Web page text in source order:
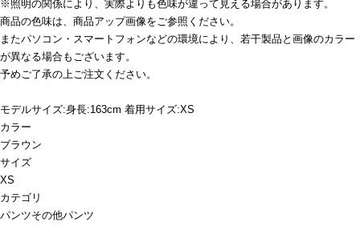
※照明の関係により、実際よりも色味が違って見える場合があります。
商品の色味は、商品アップ画像をご参照ください。
またパソコン・スマートフォンなどの環境により、若干製品と画像のカラー
が異なる場合もございます。
予めご了承の上ご注文ください。
モデルサイズ:身長:163cm 着用サイズ:XS
カラー
ブラウン
サイズ
XS
カテゴリ
パンツその他パンツ